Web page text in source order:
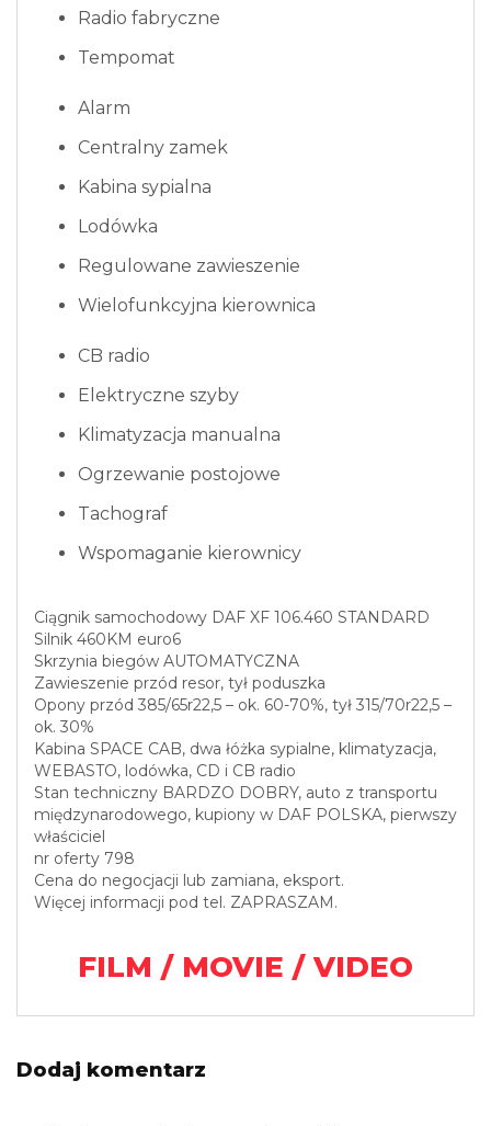
Radio fabryczne
Tempomat
Alarm
Centralny zamek
Kabina sypialna
Lodówka
Regulowane zawieszenie
Wielofunkcyjna kierownica
CB radio
Elektryczne szyby
Klimatyzacja manualna
Ogrzewanie postojowe
Tachograf
Wspomaganie kierownicy
Ciągnik samochodowy DAF XF 106.460 STANDARD
Silnik 460KM euro6
Skrzynia biegów AUTOMATYCZNA
Zawieszenie przód resor, tył poduszka
Opony przód 385/65r22,5 – ok. 60-70%, tył 315/70r22,5 –
ok. 30%
Kabina SPACE CAB, dwa łóżka sypialne, klimatyzacja,
WEBASTO, lodówka, CD i CB radio
Stan techniczny BARDZO DOBRY, auto z transportu
międzynarodowego, kupiony w DAF POLSKA, pierwszy
właściciel
nr oferty 798
Cena do negocjacji lub zamiana, eksport.
Więcej informacji pod tel. ZAPRASZAM.
FILM / MOVIE / VIDEO
Dodaj komentarz